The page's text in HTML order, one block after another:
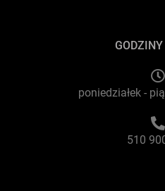
poniedziałek -
510